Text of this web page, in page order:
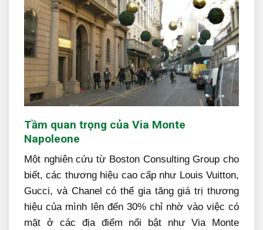
Tầm quan trọng của Via Monte
Napoleone
Một nghiên cứu từ Boston Consulting Group cho
biết, các thương hiệu cao cấp như Louis Vuitton,
Gucci, và Chanel có thể gia tăng giá trị thương
hiệu của mình lên đến 30% chỉ nhờ vào việc có
mặt ở các địa điểm nổi bật như Via Monte